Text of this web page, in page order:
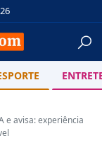
e avisa: experiência